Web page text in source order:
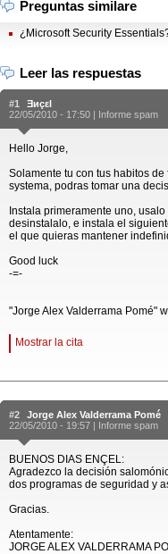
Preguntas similare
¿Microsoft Security
Leer las respuestas
#1
Ǝиçεl
22/05/2010 - 17:50 | Informe spam
Hello Jorge,
Solamente tu con tus habitos
systema, podras tomar una
Instala primeramente uno,
desinstalalo, e instala el
el que quieras mantener
Good luck
-=-
"Jorge Alex Valderrama Pomé"
Mostrar la cita
#2
Jorge Alex Valderrama Pomé
22/05/2010 - 19:57 | Informe spam
BUENOS DIAS ENÇEL:
Agradezco la decisión
dos programas de seguridad y
Gracias.
Atentamente:
JORGE ALEX VALDERRAMA